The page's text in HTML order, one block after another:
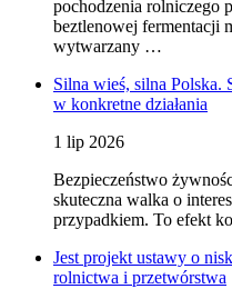
pochodzenia rolniczego
beztlenowej fermentacji
wytwarzany …
Silna wieś, silna Polska.
w konkretne działania
1 lip 2026
Bezpieczeństwo
skuteczna walka o
przypadkiem. To efekt
Jest projekt ustawy o
rolnictwa i przetwórstwa